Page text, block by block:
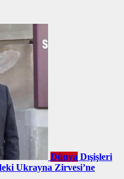
Dünya Dışişleri
Ukrayna Zirvesi’ne